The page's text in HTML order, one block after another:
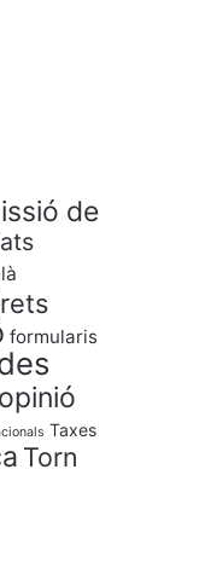
de
formularis
opinió
Taxes
Torn